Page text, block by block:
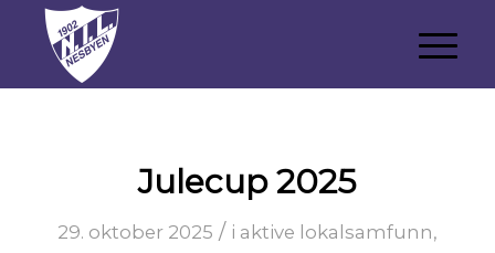
Julecup 2025
29. oktober 2025 / i aktive lokalsamfunn,